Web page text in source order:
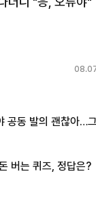
공동 발의 괜찮아…
버는 퀴즈, 정답은?